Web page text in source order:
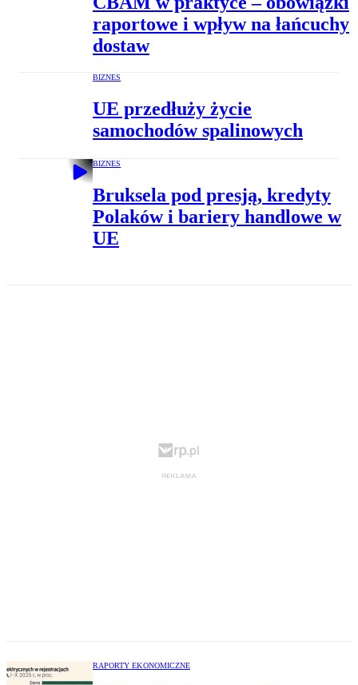
raportowe i wpływ na łańcuchy
dostaw
BIZNES
UE przedłuży życie
samochodów spalinowych
BIZNES
Bruksela pod presją, kredyty
Polaków i bariery handlowe w
UE
RAPORTY EKONOMICZNE